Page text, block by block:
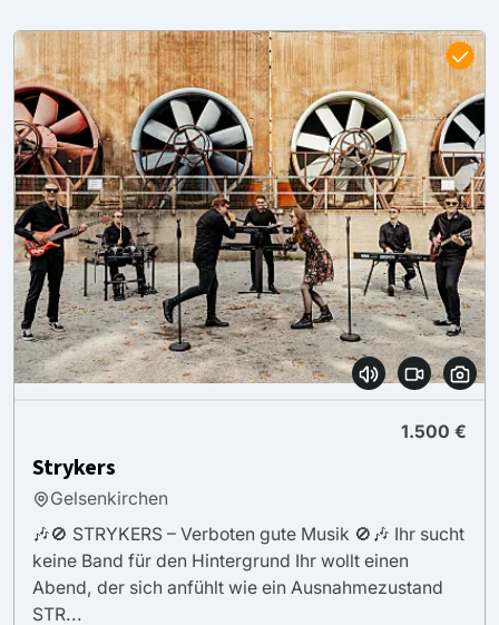
1.500 €
Strykers
Gelsenkirchen
🎶🚫 STRYKERS – Verboten gute Musik 🚫🎶 Ihr sucht
keine Band für den Hintergrund Ihr wollt einen
Abend, der sich anfühlt wie ein Ausnahmezustand
STR...